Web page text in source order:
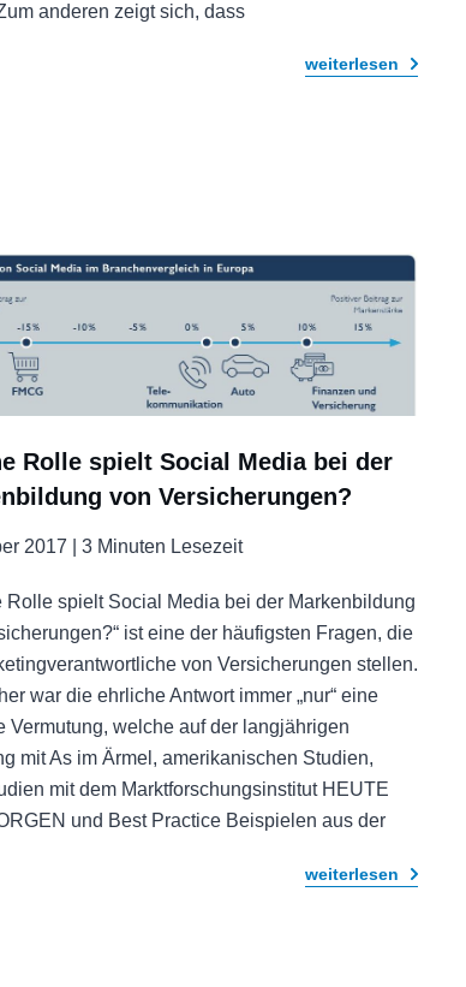
anderen zeigt sich, dass
weiterlesen
Rolle spielt Social Media bei der
von Versicherungen?
2017 | 3 Minuten Lesezeit
Rolle spielt Social Media bei der Markenbildung
ist eine der häufigsten Fragen, die
von Versicherungen stellen.
war die ehrliche Antwort immer „nur“ eine
Vermutung, welche auf der langjährigen
mit As im Ärmel, amerikanischen Studien,
mit dem Marktforschungsinstitut HEUTE
und Best Practice Beispielen aus der
weiterlesen